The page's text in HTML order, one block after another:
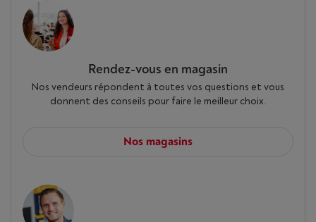
Rendez-vous en magasin
Nos vendeurs répondent à toutes vos questions et vous
donnent des conseils pour faire le meilleur choix.
Nos magasins